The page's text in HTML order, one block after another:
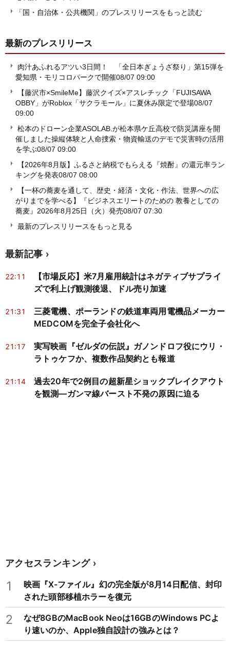
「国・自治体・公共機関」のプレスリリースをもっと読む
最新のプレスリリース
肉汁あふれるアツい3日間！ 「全日本ぎょうざ祭り」第15弾を
愛知県・モリコロパークで開催08/07 09:00
【藤沢市×SmileMe】藤沢クイズ×アスレチック「FUJISAWA
OBBY」がRoblox「サクラモール」に夏休み限定で登場08/07
09:00
松本のドローン企業ASOLAB.が松本県ケ丘高校で防災講座を開
催しました操縦体験と人命捜索・物資輸送のデモで災害時の活用
を学ぶ08/07 09:00
【2026年8月版】ふるさと納税でもらえる『焼酎』の還元率ラン
キングを発表08/07 08:00
【一杯の蕎麦を通して、歴史・経済・文化・作法、世界への広
がりまでを学べる】『ビジネスエリートのための 教養としての
蕎麦』2026年8月25日（火）発売08/07 07:30
最新のプレスリリースをもっと見る
最新記事
22:11
【市場反応】米7月雇用統計はネガティブサプライ
ズで利上げ観測後退、ドル売り加速
21:31
三菱電機、ポーランドの鉄道車両用電機品メーカー
MEDCOMを完全子会社化へ
21:17
実写映画『ゼルダの伝説』ガノンドロフ役にウリ・
ラトゥケフか、複数作品契約とも報道
21:14
過去20年で2例目の超新星ショックブレイクアウト
を観測―ガンマ線バースト不発の原因に迫る
アクセスランキング
1
映画『X-ファイル』幻の完全版が8月14日配信、封印
された頭部移植ホラーを復元
2
なぜ8GBのMacBook Neoは16GBのWindows PCよ
り速いのか、Apple独自設計の強みとは？